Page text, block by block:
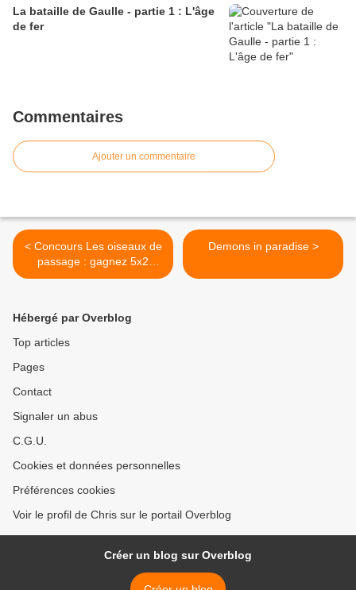
La bataille de Gaulle - partie 1 : L'âge
de fer
Commentaires
Ajouter un commentaire
< Concours Les oiseaux de
passage : gagnez 5x2
places (Terminé)
Demons in paradise >
Hébergé par Overblog
Top articles
Pages
Contact
Signaler un abus
C.G.U.
Cookies et données personnelles
Préférences cookies
Voir le profil de Chris sur le portail Overblog
Créer un blog sur Overblog